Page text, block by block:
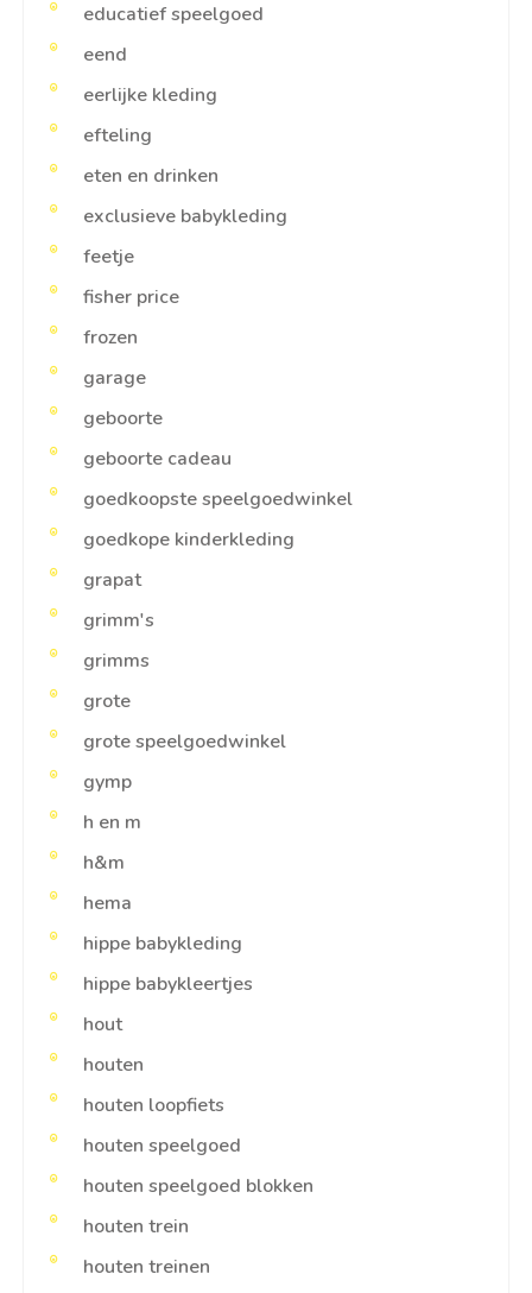
educatief speelgoed
eend
eerlijke kleding
efteling
eten en drinken
exclusieve babykleding
feetje
fisher price
frozen
garage
geboorte
geboorte cadeau
goedkoopste speelgoedwinkel
goedkope kinderkleding
grapat
grimm's
grimms
grote
grote speelgoedwinkel
gymp
h en m
h&m
hema
hippe babykleding
hippe babykleertjes
hout
houten
houten loopfiets
houten speelgoed
houten speelgoed blokken
houten trein
houten treinen